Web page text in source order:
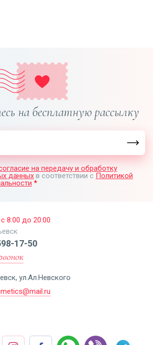
на бесплатную рассылку
на передачу и обработку
данных в соответствии с Политикой
*
8:00 до 20:00
17-50
ул.Ал.Невского